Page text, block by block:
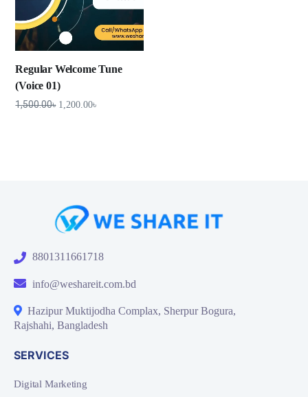
Regular Welcome Tune
(Voice 01)
1,500.00৳ 1,200.00৳
8801311661718
info@weshareit.com.bd
Hazipur Muktijodha Complax, Sherpur Bogura,
Rajshahi, Bangladesh
SERVICES
Digital Marketing